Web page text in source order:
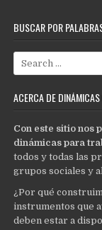
BUSCAR POR
Search
for:
ACERCA DE
Con este sitio nos
dinámicas para
todos y todas las
grupos sociales y
¿Por qué
instrumentos que
deben estar a